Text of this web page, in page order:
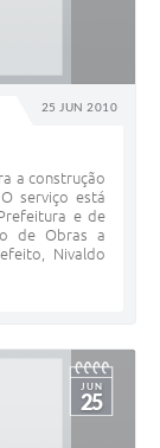
25 JUN 2010
a construção
serviço está
e de
de Obras a
Nivaldo
JUN
25